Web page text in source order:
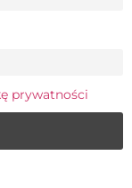
prywatności